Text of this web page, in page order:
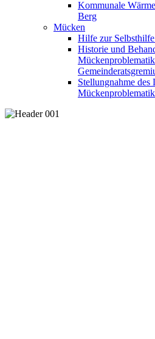
Kommunale
Berg
Mücken
Hilfe zur
Historie und
Stellungnahme des